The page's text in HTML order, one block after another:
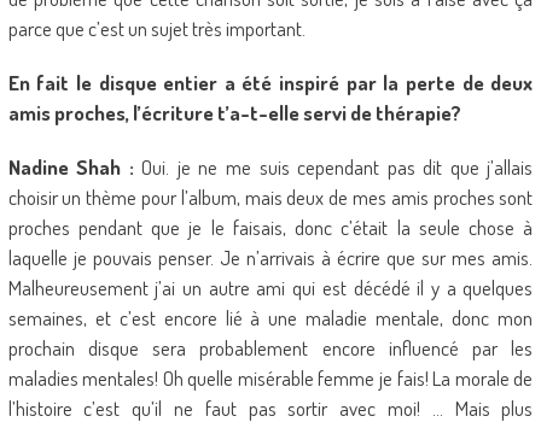
parce que c’est un sujet très important.
En fait le disque entier a été inspiré par la perte de deux
amis proches, l’écriture t’a-t-elle servi de thérapie?
Nadine Shah : Oui. je ne me suis cependant pas dit que j’allais
choisir un thème pour l’album, mais deux de mes amis proches sont
proches pendant que je le faisais, donc c’était la seule chose à
laquelle je pouvais penser. Je n’arrivais à écrire que sur mes amis.
Malheureusement j’ai un autre ami qui est décédé il y a quelques
semaines, et c’est encore lié à une maladie mentale, donc mon
prochain disque sera probablement encore influencé par les
maladies mentales! Oh quelle misérable femme je fais! La morale de
l’histoire c’est qu’il ne faut pas sortir avec moi! … Mais plus